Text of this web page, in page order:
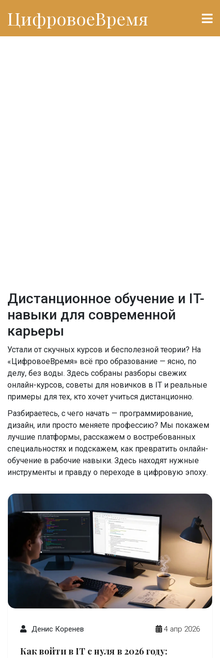
ЦифровоеВремя
Дистанционное обучение и IT-
навыки для современной
карьеры
Устали от скучных курсов и бесполезной теории? На
«ЦифровоеВремя» всё про образование — ясно, по
делу, без воды. Здесь собраны разборы свежих
онлайн-курсов, советы для новичков в IT и реальные
примеры для тех, кто хочет учиться дистанционно.
Разбираетесь, с чего начать — программирование,
дизайн, или просто меняете профессию? Мы покажем
лучшие платформы, расскажем о востребованных
специальностях и подскажем, как превратить онлайн-
обучение в рабочие навыки. Здесь находят нужные
инструменты и правду о переходе в цифровую эпоху.
Денис Коренев 4 апр 2026
Как войти в IT с нуля в 2026 году: